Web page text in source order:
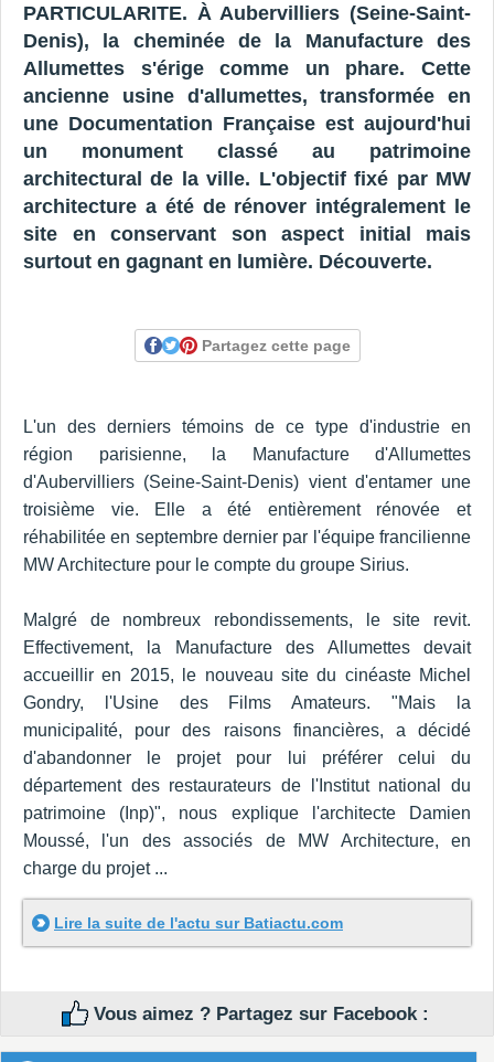
PARTICULARITE. À Aubervilliers (Seine-Saint-
Denis), la cheminée de la Manufacture des
Allumettes s'érige comme un phare. Cette
ancienne usine d'allumettes, transformée en
une Documentation Française est aujourd'hui
un monument classé au patrimoine
architectural de la ville. L'objectif fixé par MW
architecture a été de rénover intégralement le
site en conservant son aspect initial mais
surtout en gagnant en lumière. Découverte.
Partagez cette page
L'un des derniers témoins de ce type d'industrie en
région parisienne, la Manufacture d'Allumettes
d'Aubervilliers (Seine-Saint-Denis) vient d'entamer une
troisième vie. Elle a été entièrement rénovée et
réhabilitée en septembre dernier par l'équipe francilienne
MW Architecture pour le compte du groupe Sirius.
Malgré de nombreux rebondissements, le site revit.
Effectivement, la Manufacture des Allumettes devait
accueillir en 2015, le nouveau site du cinéaste Michel
Gondry, l'Usine des Films Amateurs. "Mais la
municipalité, pour des raisons financières, a décidé
d'abandonner le projet pour lui préférer celui du
département des restaurateurs de l'Institut national du
patrimoine (Inp)", nous explique l'architecte Damien
Moussé, l'un des associés de MW Architecture, en
charge du projet ...
Lire la suite de l'actu sur Batiactu.com
Vous aimez ? Partagez sur Facebook :